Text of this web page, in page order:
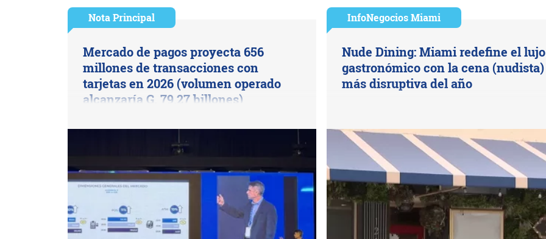
Nota Principal
Mercado de pagos proyecta 656
millones de transacciones con
tarjetas en 2026 (volumen operado
alcanzaría G. 79,27 billones)
InfoNegocios Miami
Nude Dining: Miami redefine el lujo
gastronómico con la cena (nudista)
más disruptiva del año